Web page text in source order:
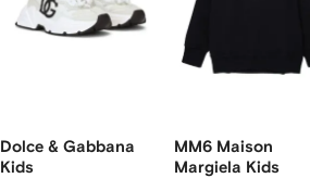
Dolce & Gabbana
Kids
MM6 Maison
Margiela Kids